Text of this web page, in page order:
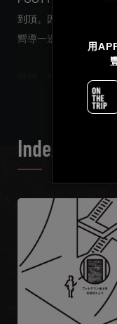
用
到頂。因此我們建議
嚮導一邊向上爬。
當然，如果你已經在“
們的語音嚮導。這裡
Index List